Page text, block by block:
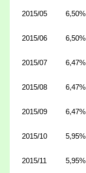
2015/05 6,50%
2015/06 6,50%
2015/07 6,47%
2015/08 6,47%
2015/09 6,47%
2015/10 5,95%
2015/11 5,95%